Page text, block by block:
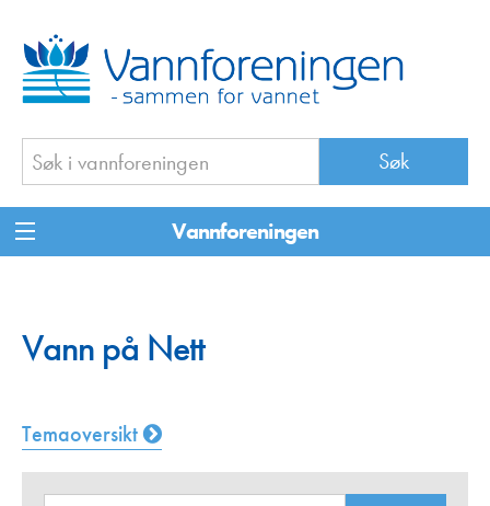
Vannforeningen
Vann på Nett
Temaoversikt